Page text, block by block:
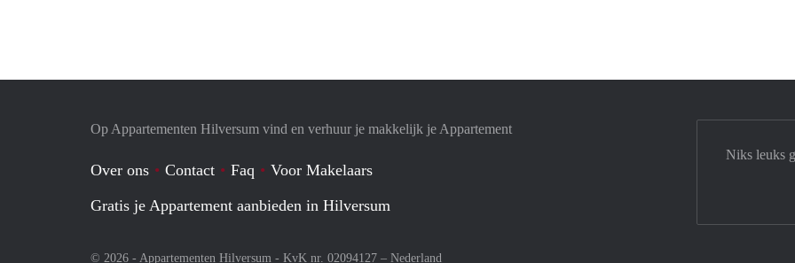
Op Appartementen Hilversum vind en verhuur je makkelijk je Appartement
Over ons Contact Faq
Voor Makelaars
Gratis je Appartement aanbieden in Hilversum
© 2026 - Appartementen Hilversum - KvK nr. 02094127 – Nederland
Niks leuks